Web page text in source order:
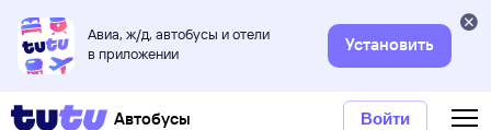
Авиа, ж/д, автобусы и отели
в приложении
Установить
Автобусы Войти